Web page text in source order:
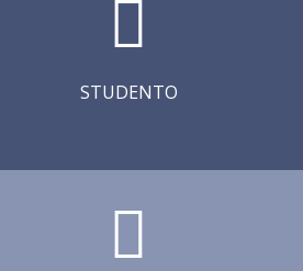
STUDENTO